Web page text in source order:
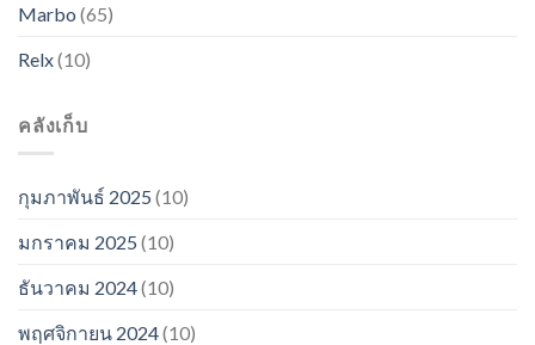
Marbo (65)
Relx(10)
คลังเก็บ
กุมภาพันธ์ 2025 (10)
มกราคม 2025 (10)
ธันวาคม 2024(10)
พฤศจิกายน 2024(10)